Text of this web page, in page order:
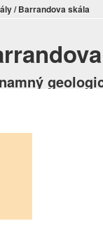
/ Barrandova skála